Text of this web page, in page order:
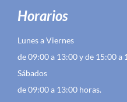
Horarios
Lunes a Viernes
de 09:00 a 13:00 y de 15:00 a
Sábados
de 09:00 a 13:00 horas.